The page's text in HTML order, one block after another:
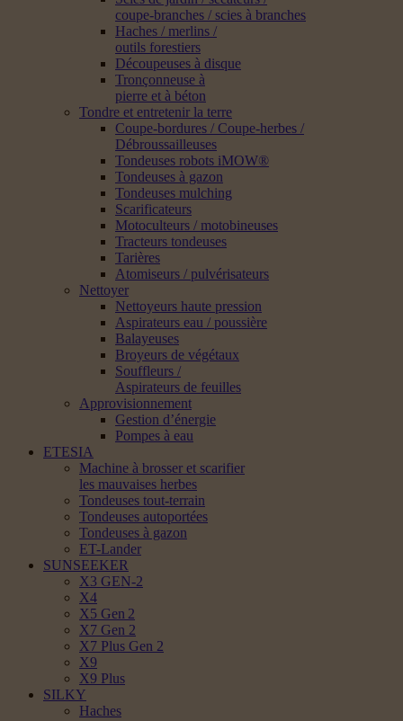
coupe-branches / scies à branches
Haches / merlins /
outils forestiers
Découpeuses à disque
Tronçonneuse à
pierre et à béton
Tondre et entretenir la terre
Coupe-bordures / Coupe-herbes /
Débroussailleuses
Tondeuses robots iMOW®
Tondeuses à gazon
Tondeuses mulching
Scarificateurs
Motoculteurs / motobineuses
Tracteurs tondeuses
Tarières
Atomiseurs / pulvérisateurs
Nettoyer
Nettoyeurs haute pression
Aspirateurs eau / poussière
Balayeuses
Broyeurs de végétaux
Souffleurs /
Aspirateurs de feuilles
Approvisionnement
Gestion d’énergie
Pompes à eau
ETESIA
Machine à brosser et scarifier
les mauvaises herbes
Tondeuses tout-terrain
Tondeuses autoportées
Tondeuses à gazon
ET-Lander
SUNSEEKER
X3 GEN-2
X4
X5 Gen 2
X7 Gen 2
X7 Plus Gen 2
X9
X9 Plus
SILKY
Haches